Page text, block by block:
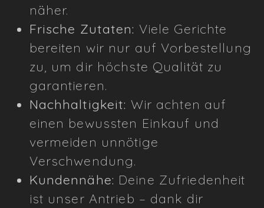
näher.
Frische Zutaten: Viele Gerichte
bereiten wir nur auf Vorbestellung
zu, um dir höchste Qualität zu
garantieren.
Nachhaltigkeit: Wir achten auf
einen bewussten Einkauf und
vermeiden unnötige
Verschwendung.
Kundennähe: Deine Zufriedenheit
ist unser Antrieb – dank dir